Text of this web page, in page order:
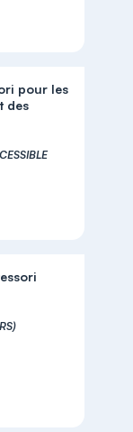
pour les
des